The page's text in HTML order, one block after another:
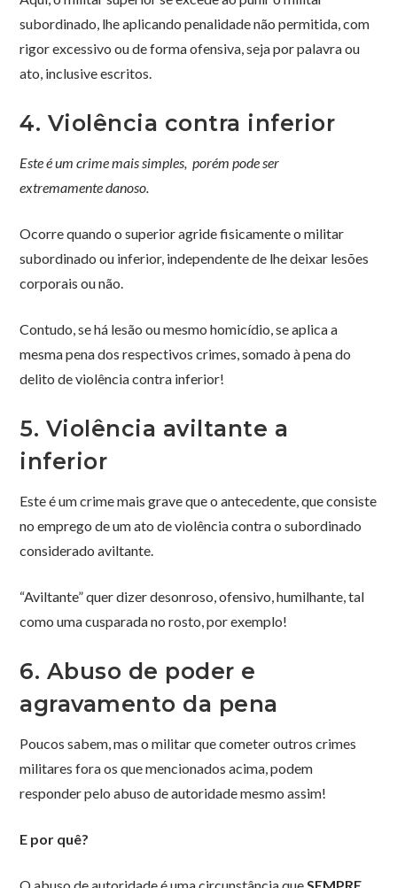
subordinado, lhe aplicando penalidade não permitida, com
rigor excessivo ou de forma ofensiva, seja por palavra ou
ato, inclusive escritos.
4. Violência contra inferior
Este é um crime mais simples, porém pode ser
extremamente danoso.
Ocorre quando o superior agride fisicamente o militar
subordinado ou inferior, independente de lhe deixar lesões
corporais ou não.
Contudo, se há lesão ou mesmo homicídio, se aplica a
mesma pena dos respectivos crimes, somado à pena do
delito de violência contra inferior!
5. Violência aviltante a
inferior
Este é um crime mais grave que o antecedente, que consiste
no emprego de um ato de violência contra o subordinado
considerado aviltante.
“Aviltante” quer dizer desonroso, ofensivo, humilhante, tal
como uma cusparada no rosto, por exemplo!
6. Abuso de poder e
agravamento da pena
Poucos sabem, mas o militar que cometer outros crimes
militares fora os que mencionados acima, podem
responder pelo abuso de autoridade mesmo assim!
E por quê?